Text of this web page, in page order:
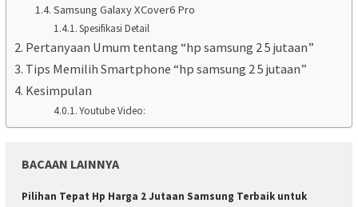
Samsung Galaxy XCover6 Pro
Spesifikasi Detail
Pertanyaan Umum tentang “hp samsung 2 5 jutaan”
Tips Memilih Smartphone “hp samsung 2 5 jutaan”
Kesimpulan
Youtube Video:
BACAAN LAINNYA
Pilihan Tepat Hp Harga 2 Jutaan Samsung Terbaik untuk